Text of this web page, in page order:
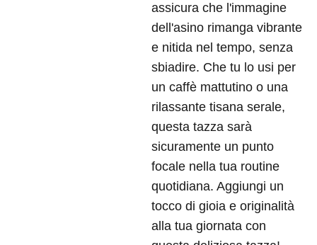
assicura che l'immagine
dell'asino rimanga vibrante
e nitida nel tempo, senza
sbiadire. Che tu lo usi per
un caffè mattutino o una
rilassante tisana serale,
questa tazza sarà
sicuramente un punto
focale nella tua routine
quotidiana. Aggiungi un
tocco di gioia e originalità
alla tua giornata con